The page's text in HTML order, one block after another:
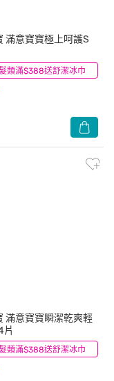
類滿$388送舒潔冰巾
滿意寶寶極上呵護S
(1)
類滿$388送舒潔冰巾
滿意寶寶瞬潔乾爽輕
片
(1)